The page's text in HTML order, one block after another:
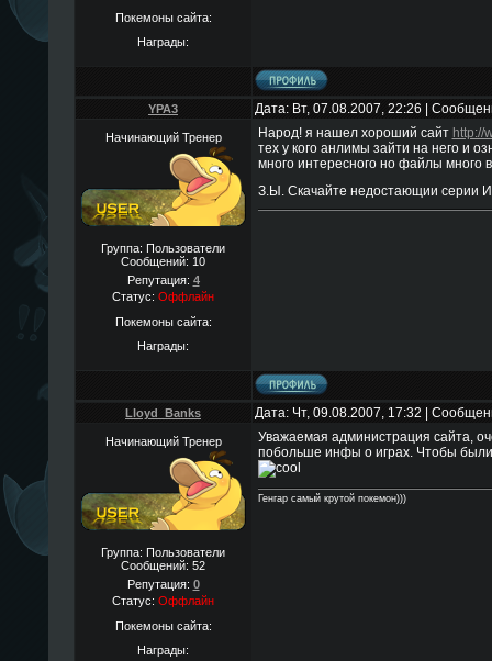
Покемоны сайта:
Награды:
YPA3 Дата: Вт, 07.08.2007, 22:26 |
Начинающий Тренер
Группа: Пользователи
Сообщений: 10
Репутация: 4
Статус: Оффлайн
Покемоны сайта:
Награды:
Народ! я нашел хороший сайт http://
тех у кого анлимы зайти на него и
много интересного но файлы много
З.Ы. Скачайте недостающии серии
Lloyd_Banks Дата: Чт, 09.08.2007, 17:32 |
Начинающий Тренер
Группа: Пользователи
Сообщений: 52
Репутация: 0
Статус: Оффлайн
Покемоны сайта:
Награды:
Уважаемая администрация сайта,
побольше инфы о играх. Чтобы
Генгар самый крутой покемон)))